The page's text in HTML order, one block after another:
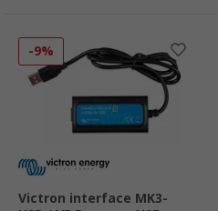
-9%
Victron interface MK3-